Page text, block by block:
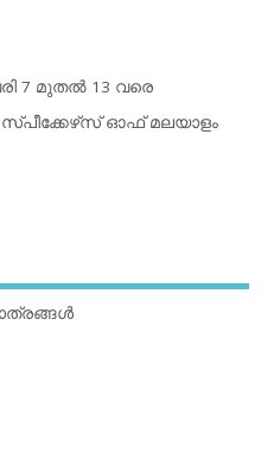
7 മുതല്‍ 13 വരെ
ഓഫ് മലയാളം